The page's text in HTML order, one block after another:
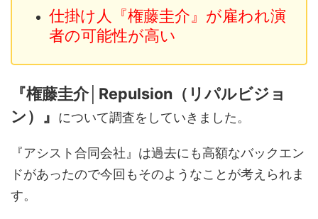
仕掛け人『権藤圭介』が雇われ演
者の可能性が高い
『権藤圭介│Repulsion（リパルビジョ
ン）』
について調査をしていきました。
『アシスト合同会社』は過去にも高額なバックエン
ドがあったので今回もそのようなことが考えられま
す。